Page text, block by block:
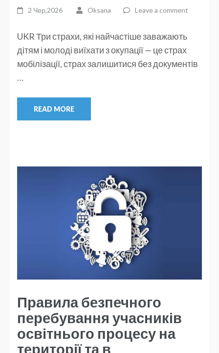
2 Чер,2026 Oksana Leave a comment
UKR Три страхи, які найчастіше заважають
дітям і молоді виїхати з окупації — це страх
мобілізації, страх залишитися без документів
…
READ MORE
Правила безпечного
перебування учасників
освітнього процесу на
території та в